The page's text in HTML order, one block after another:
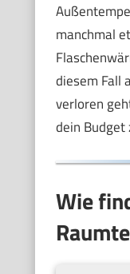
manchmal
diesem Fall
verloren
dein Budget
Wie